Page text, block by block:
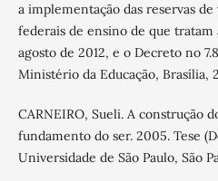
a implementação das reservas
federais de ensino de que tratam
agosto de 2012, e o Decreto no
Ministério da Educação, Brasília,
CARNEIRO, Sueli. A construção
fundamento do ser. 2005. Tese
Universidade de São Paulo, São